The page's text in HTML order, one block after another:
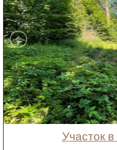
участок